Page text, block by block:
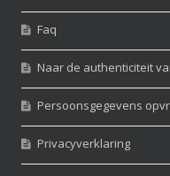
Faq
Naar de authenticiteit
Persoonsgegevens
Privacyverklaring